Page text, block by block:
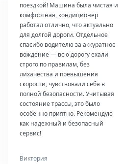
поездкой! Машина была чистая и
комфортная, кондиционер
работал отлично, что актуально
для долгой дороги. Отдельное
спасибо водителю за аккуратное
вождение — всю дорогу ехали
строго по правилам, без
лихачества и превышения
скорости, чувствовали себя в
полной безопасности. Учитывая
состояние трассы, это было
особенно приятно. Рекомендую
как надежный и безопасный
сервис!
Виктория